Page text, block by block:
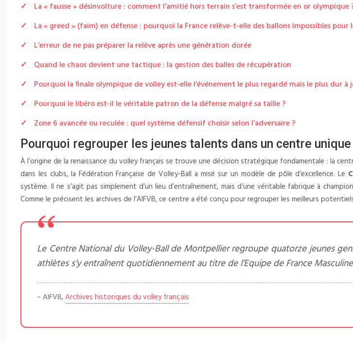
La « fausse » désinvolture : comment l’amitié hors terrain s’est transformée en or olympique
La « greed » (faim) en défense : pourquoi la France relève-t-elle des ballons impossibles pour
L’erreur de ne pas préparer la relève après une génération dorée
Quand le chaos devient une tactique : la gestion des balles de récupération
Pourquoi la finale olympique de volley est-elle l’événement le plus regardé mais le plus dur à
Pourquoi le libéro est-il le véritable patron de la défense malgré sa taille ?
Zone 6 avancée ou reculée : quel système défensif choisir selon l’adversaire ?
Pourquoi regrouper les jeunes talents dans un centre
À l’origine de la renaissance du volley français se trouve une décision stratégique fondamentale : la
dans les clubs, la Fédération Française de Volley-Ball a misé sur un modèle de pôle d’excellence. Le
système. Il ne s’agit pas simplement d’un lieu d’entraînement, mais d’une véritable fabrique à
Comme le précisent les archives de l’AIFVB, ce centre a été conçu pour regrouper les meilleurs
Le Centre National du Volley-Ball de Montpellier regroupe quatorze jeunes
athlètes s’y entraînent quotidiennement au titre de l’Equipe de France
– AIFVB,Archives historiques du volley français